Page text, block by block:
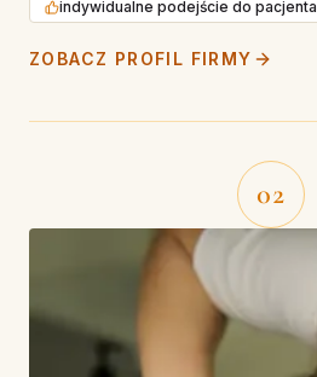
indywidualne podejście do pacjenta
ZOBACZ PROFIL FIRMY
02